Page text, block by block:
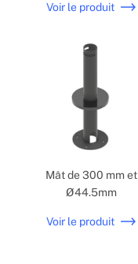
Voir le produit
Mât de 300 mm et
Ø44.5mm
Voir le produit